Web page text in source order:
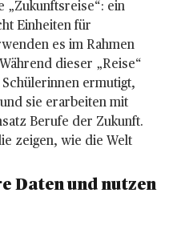
„Zukunftsreise“: ein
Einheiten für
es im Rahmen
dieser „Reise“
ermutigt,
sie erarbeiten mit
Berufe der Zukunft.
zeigen, wie die Welt
diese
Daten und nutzen